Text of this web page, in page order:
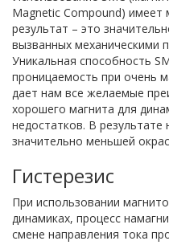
Magnetic Compound) имеет
результат – это
вызванных механическими
Уникальная способность
проницаемость при очень
дает нам все желаемые
хорошего магнита для
недостатков. В результате
значительно меньшей
Гистерезис
При использовании
динамиках, процесс
смене направления тока